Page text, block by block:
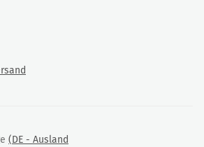
(DE - Ausland